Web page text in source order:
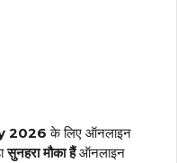
2026के लिए ऑनलाइन
सुनहरा मौका हैंऑनलाइन